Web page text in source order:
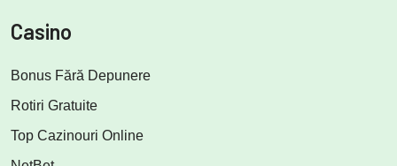
Casino
Bonus Fără Depunere
Rotiri Gratuite
Top Cazinouri Online